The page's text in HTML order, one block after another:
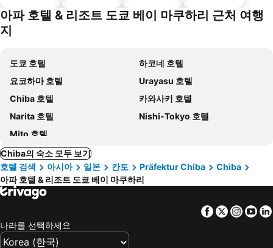
아파 호텔 & 리조트 도쿄 베이 마쿠하리 근처 여행
지
도쿄 호텔
하코네 호텔
요코하마 호텔
Urayasu 호텔
Chiba 호텔
카와사키 호텔
Narita 호텔
Nishi-Tokyo 호텔
Mito 호텔
Chiba의 숙소 모두 보기
호텔 검색
아시아 일본 칸토 Präfektur Chiba
Chiba
아파 호텔 & 리조트 도쿄 베이 마쿠하리
Facebook
Twitter
나라를 선택하세요